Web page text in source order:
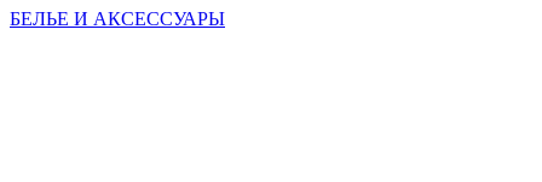
БЕЛЬЕ И АКСЕССУАРЫ